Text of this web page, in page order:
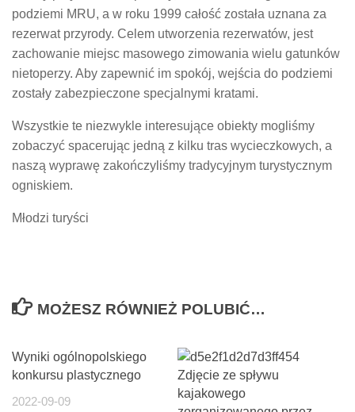
podziemi MRU, a w roku 1999 całość została uznana za
rezerwat przyrody. Celem utworzenia rezerwatów, jest
zachowanie miejsc masowego zimowania wielu gatunków
nietoperzy. Aby zapewnić im spokój, wejścia do podziemi
zostały zabezpieczone specjalnymi kratami.
Wszystkie te niezwykle interesujące obiekty mogliśmy
zobaczyć spacerując jedną z kilku tras wycieczkowych, a
naszą wyprawę zakończyliśmy tradycyjnym turystycznym
ogniskiem.
Młodzi turyści
MOŻESZ RÓWNIEŻ POLUBIĆ…
Wyniki ogólnopolskiego
konkursu plastycznego
2022-09-09
Zdjęcie ze spływu
kajakowego